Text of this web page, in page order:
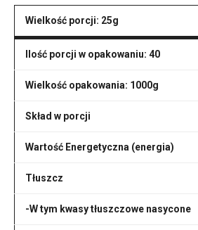
Wielkość porcji: 25g
Ilość porcji w opakowaniu: 40
Wielkość opakowania: 1000g
Skład w porcji
Wartość Energetyczna (energia)
Tłuszcz
-W tym kwasy tłuszczowe nasycone